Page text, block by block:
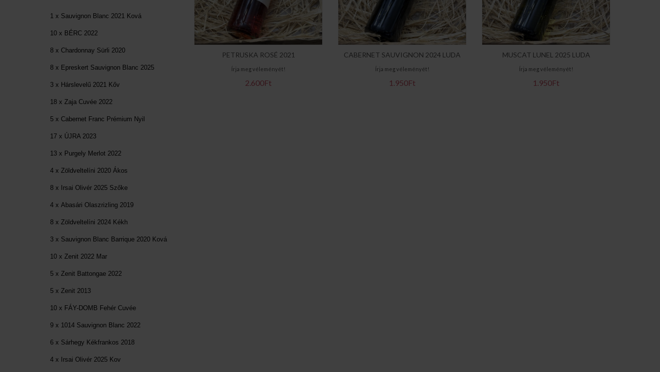
PETRUSKA ROSÉ 2021
Írja meg véleményét!
2.600Ft
CABERNET SAUVIGNON 2024 LUDA
Írja meg véleményét!
1.950Ft
MUSCAT LUNEL 2025 LUDA
Írja meg véleményét!
1.950Ft
1 x Sauvignon Blanc 2021 Ková
10 x BÉRC 2022
8 x Chardonnay Sürli 2020
8 x Epreskert Sauvignon Blanc 2025
3 x Hárslevelű 2021 Kőv
18 x Zaja Cuvée 2022
5 x Cabernet Franc Prémium Nyil
17 x ÚJRA 2023
13 x Purgely Merlot 2022
4 x Zöldveltelíni 2020 Ákos
8 x Irsai Olivér 2025 Szőke
4 x Abasári Olaszrizling 2019
8 x Zöldveltelíni 2024 Kékh
3 x Sauvignon Blanc Barrique 2020 Ková
10 x Zenit 2022 Mar
5 x Zenit Battongae 2022
5 x Zenit 2013
10 x FÁY-DOMB Fehér Cuvée
9 x 1014 Sauvignon Blanc 2022
6 x Sárhegy Kékfrankos 2018
4 x Irsai Olivér 2025 Kov